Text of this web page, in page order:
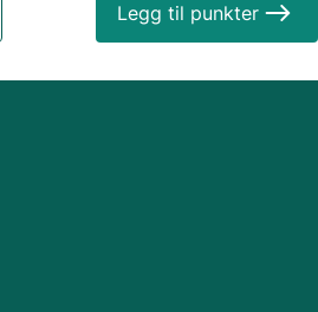
Legg til punkter